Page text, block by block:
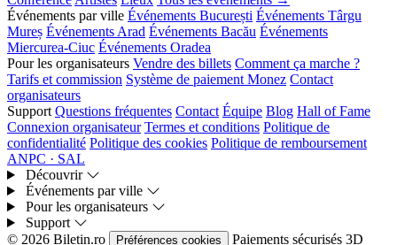
Événements par ville Événements București Événements Târgu
Mureș Événements Arad Événements Bacău Événements
Miercurea-Ciuc Événements Oradea
Pour les organisateurs Vendre des billets Comment ça marche ?
Tarifs et commission Système de paiement Monez Contact
organisateurs
Support Questions fréquentes Contact Équipe Blog Hall of Fame
Connexion organisateur Termes et conditions Politique de
confidentialité Politique des cookies Politique de remboursement
ANPC · SAL
Découvrir
Événements par ville
Pour les organisateurs
Support
© 2026 Biletin.ro
Préférences cookies Paiements sécurisés 3D